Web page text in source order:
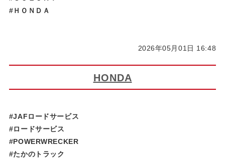
#ＨＯＮＤＡ
2026年05月01日 16:48
HONDA
#JAFロードサービス
#ロードサービス
#POWERWRECKER
#たかのトラック